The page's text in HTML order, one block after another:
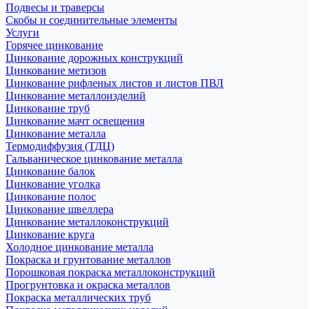
Подвесы и траверсы
Скобы и соединительные элементы
Услуги
Горячее цинкование
Цинкование дорожных конструкций
Цинкование метизов
Цинкование рифленых листов и листов ПВЛ
Цинкование металлоизделий
Цинкование труб
Цинкование мачт освещения
Цинкование металла
Термодиффузия (ТДЦ)
Гальваническое цинкование металла
Цинкование балок
Цинкование уголка
Цинкование полос
Цинкование швеллера
Цинкование металлоконструкций
Цинкование круга
Холодное цинкование металла
Покраска и грунтование металлов
Порошковая покраска металлоконструкций
Прогрунтовка и окраска металлов
Покраска металлических труб